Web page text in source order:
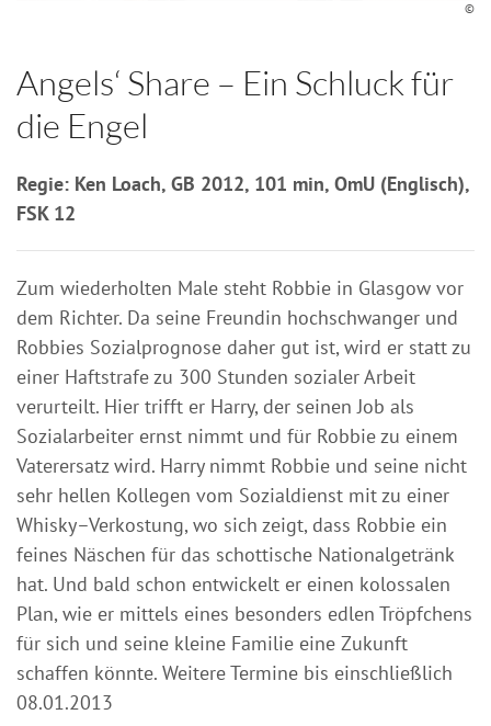
©
Angels‘ Share – Ein Schluck für
die Engel
Regie: Ken Loach, GB 2012, 101 min, OmU (Englisch),
FSK 12
Zum wiederholten Male steht Robbie in Glasgow vor
dem Richter. Da seine Freundin hochschwanger und
Robbies Sozialprognose daher gut ist, wird er statt zu
einer Haftstrafe zu 300 Stunden sozialer Arbeit
verurteilt. Hier trifft er Harry, der seinen Job als
Sozialarbeiter ernst nimmt und für Robbie zu einem
Vaterersatz wird. Harry nimmt Robbie und seine nicht
sehr hellen Kollegen vom Sozialdienst mit zu einer
Whisky–Verkostung, wo sich zeigt, dass Robbie ein
feines Näschen für das schottische Nationalgetränk
hat. Und bald schon entwickelt er einen kolossalen
Plan, wie er mittels eines besonders edlen Tröpfchens
für sich und seine kleine Familie eine Zukunft
schaffen könnte. Weitere Termine bis einschließlich
08.01.2013